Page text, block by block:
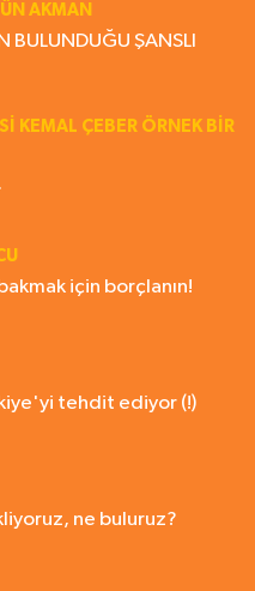
AKMAN
BULUNDUĞU ŞANSLI
KEMAL ÇEBER ÖRNEK BİR
için borçlanın!
tehdit ediyor (!)
ne buluruz?